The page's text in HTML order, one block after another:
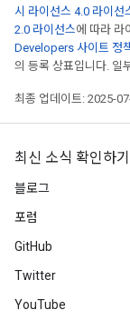
시 라이선스 4.0 라이선
2.0 라이선스에 따라 라
Developers 사이트 정
의 등록 상표입니다. 일
최종 업데이트: 2025-
최신 소식 확인하기
블로그
포럼
GitHub
Twitter
YouTube